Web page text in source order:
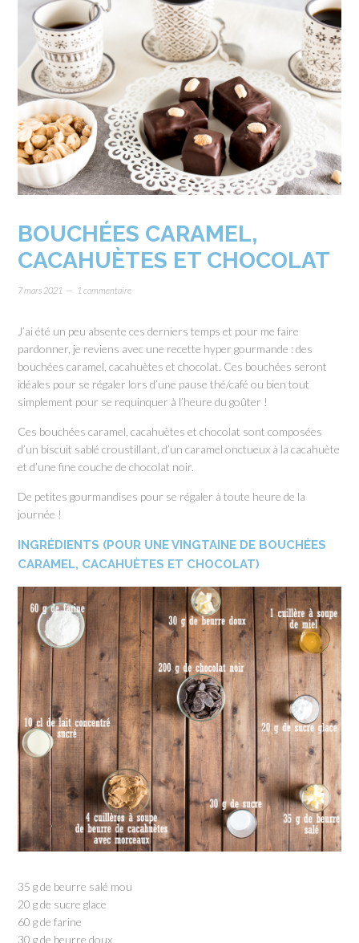
BOUCHÉES CARAMEL,
CACAHUÈTES ET CHOCOLAT
7 mars 2021 1 commentaire
J’ai été un peu absente ces derniers temps et pour me faire
pardonner, je reviens avec une recette hyper gourmande : des
bouchées caramel, cacahuètes et chocolat. Ces bouchées seront
idéales pour se régaler lors d’une pause thé/café ou bien tout
simplement pour se requinquer à l’heure du goûter !
Ces bouchées caramel, cacahuètes et chocolat sont composées
d’un biscuit sablé croustillant, d’un caramel onctueux à la cacahuète
et d’une fine couche de chocolat noir.
De petites gourmandises pour se régaler à toute heure de la
journée !
INGRÉDIENTS (POUR UNE VINGTAINE DE BOUCHÉES
CARAMEL, CACAHUÈTES ET CHOCOLAT)
35 g de beurre salé mou
20 g de sucre glace
60 g de farine
30 g de beurre doux